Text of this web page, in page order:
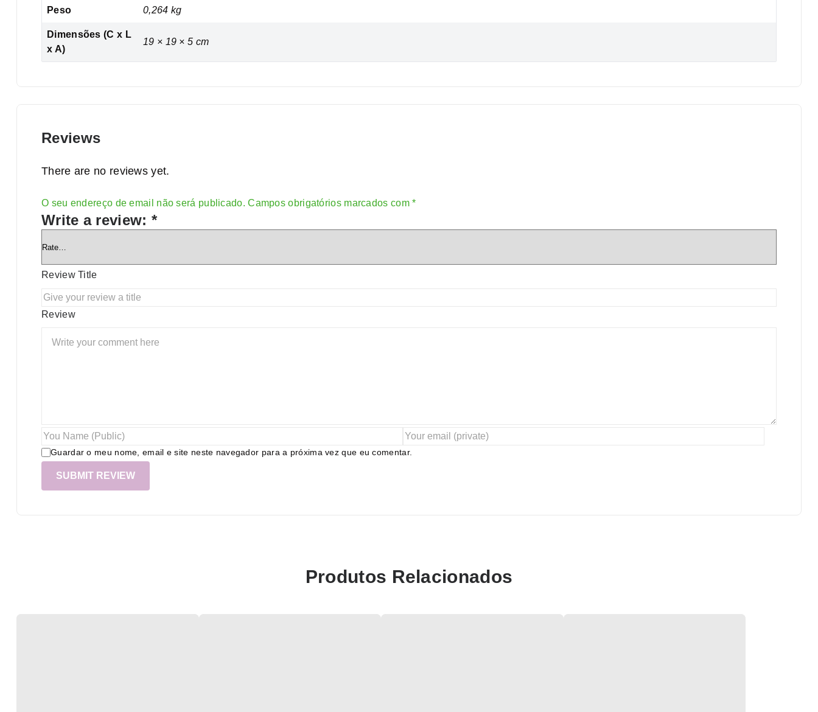
Peso 0,264 kg
Dimensões (C x L
x A)
19 × 19 × 5 cm
Reviews
There are no reviews yet.
O seu endereço de email não será publicado. Campos obrigatórios marcados com*
Write a review: *
Review Title
Review
Guardar o meu nome, email e site neste navegador para a próxima vez que eu comentar.
Alternative:
Produtos Relacionados